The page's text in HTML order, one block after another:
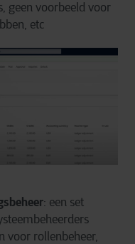
geen voorbeeld voor
etc
: een set
voor rollenbeheer,